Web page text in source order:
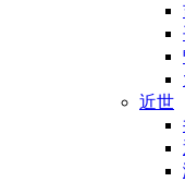
近世